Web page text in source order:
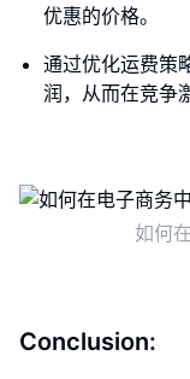
优惠的价格。
通过优化运费策
润，从而在竞争
如何
Conclusion: